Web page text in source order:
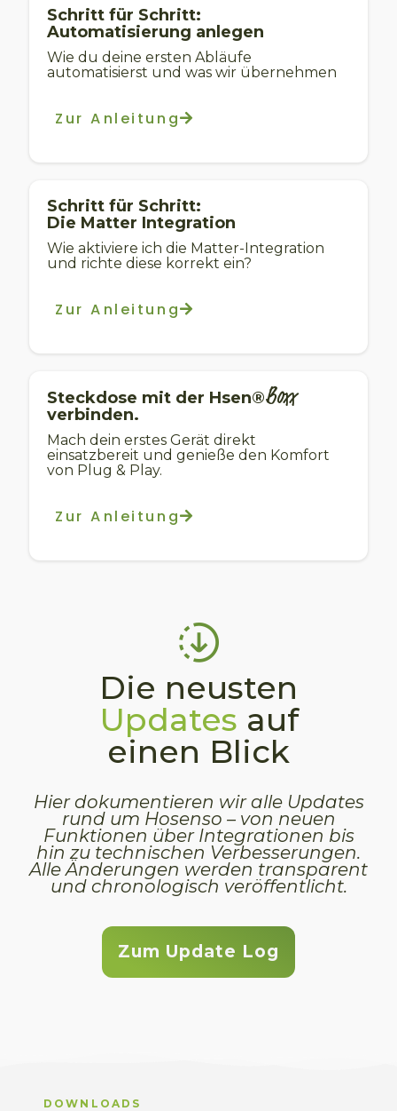
Schritt für Schritt:
Automatisierung anlegen
Wie du deine ersten Abläufe
automatisierst und was wir übernehmen
Zur Anleitung
Schritt für Schritt:
Die Matter Integration
Wie aktiviere ich die Matter-Integration
und richte diese korrekt ein?
Zur Anleitung
Steckdose mit der Hsen®Boxx
verbinden.
Mach dein erstes Gerät direkt
einsatzbereit und genieße den Komfort
von Plug & Play.
Zur Anleitung
Die neusten
Updates auf
einen Blick
Hier dokumentieren wir alle Updates
rund um Hosenso – von neuen
Funktionen über Integrationen bis
hin zu technischen Verbesserungen.
Alle Änderungen werden transparent
und chronologisch veröffentlicht.
Zum Update Log
DOWNLOADS